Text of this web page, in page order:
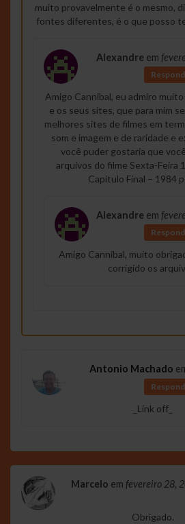
muito provavelmente é o mesmo,
fontes diferentes, é o que posso
Alexandre em
Amigo Cannibal, eu admiro
e os seus sites, que para mim
melhores sites de filmes em
som e imagem e de raridade e
você puder gostaria que
arquivos do filme Sexta-Feira
Capitulo Final – 1984
Alexandre em
Amigo Cannibal, muito
corrigido os
Antonio Machado
_Link off_
Marcelo em fevereiro 28,
Obrigado.